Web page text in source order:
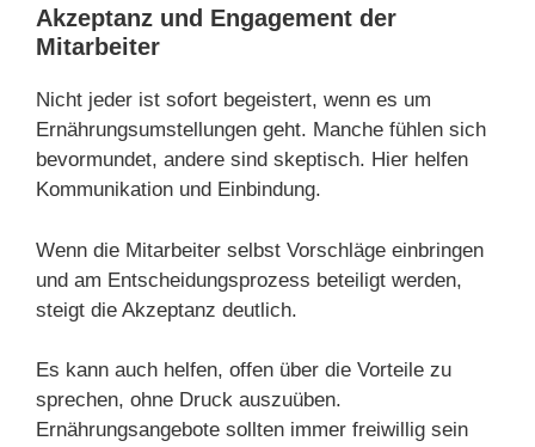
Akzeptanz und Engagement der
Mitarbeiter
Nicht jeder ist sofort begeistert, wenn es um
Ernährungsumstellungen geht. Manche fühlen sich
bevormundet, andere sind skeptisch. Hier helfen
Kommunikation und Einbindung.
Wenn die Mitarbeiter selbst Vorschläge einbringen
und am Entscheidungsprozess beteiligt werden,
steigt die Akzeptanz deutlich.
Es kann auch helfen, offen über die Vorteile zu
sprechen, ohne Druck auszuüben.
Ernährungsangebote sollten immer freiwillig sein